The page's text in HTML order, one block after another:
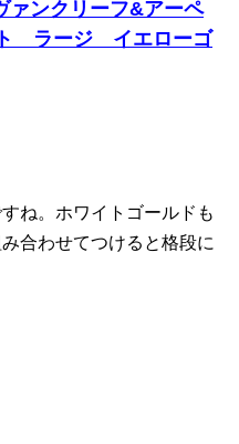
ンクリーフ&アーペ
ラージ イエローゴ
ね。ホワイトゴールドも
合わせてつけると格段に